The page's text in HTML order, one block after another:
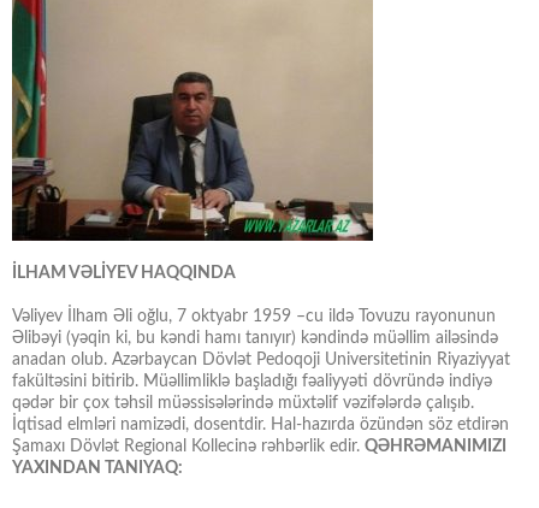
İLHAM VƏLİYEV HAQQINDA
Vəliyev İlham Əli oğlu, 7 oktyabr 1959 –cu ildə Tovuzu rayonunun
Əlibəyi (yəqin ki, bu kəndi hamı tanıyır) kəndində müəllim ailəsində
anadan olub. Azərbaycan Dövlət Pedoqoji Universitetinin Riyaziyyat
fakültəsini bitirib. Müəllimliklə başladığı fəaliyyəti dövründə indiyə
qədər bir çox təhsil müəssisələrində müxtəlif vəzifələrdə çalışıb.
İqtisad elmləri namizədi, dosentdir. Hal-hazırda özündən söz etdirən
Şamaxı Dövlət Regional Kollecinə rəhbərlik edir. QƏHRƏMANIMIZI
YAXINDAN TANIYAQ: